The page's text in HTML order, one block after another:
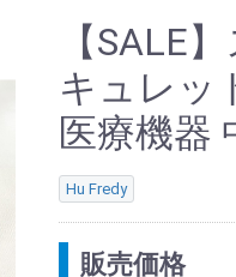
【SALE
キュレッ
医療機器
Hu Fredy
販売価格